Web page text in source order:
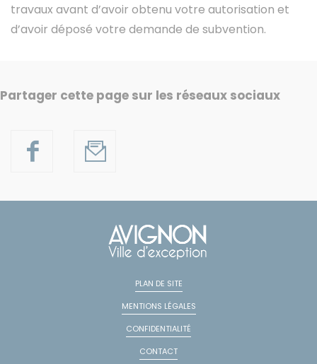
travaux avant d’avoir obtenu votre autorisation et
d’avoir déposé votre demande de subvention.
Partager cette page sur les réseaux sociaux
PLAN DE SITE
MENTIONS LÉGALES
CONFIDENTIALITÉ
CONTACT